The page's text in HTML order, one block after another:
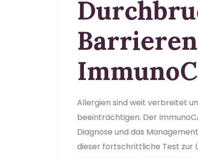
Allergien sind weit verbreitet
beeinträchtigen. Der
Diagnose und das
dieser fortschrittliche Test zur